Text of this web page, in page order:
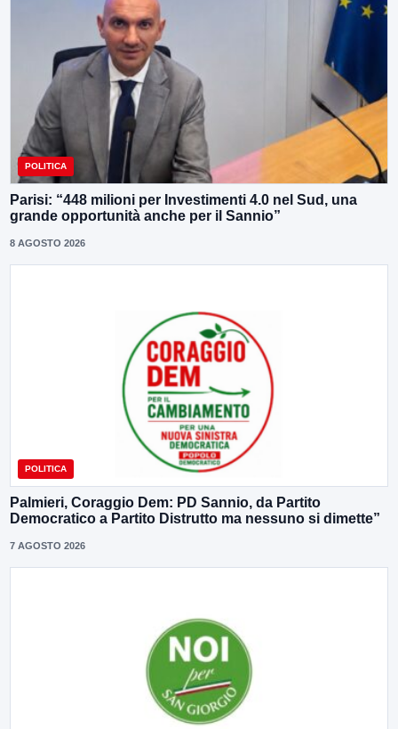
POLITICA
Parisi: “448 milioni per Investimenti 4.0 nel Sud, una
grande opportunità anche per il Sannio”
8 AGOSTO 2026
POLITICA
Palmieri, Coraggio Dem: PD Sannio, da Partito
Democratico a Partito Distrutto ma nessuno si dimette”
7 AGOSTO 2026